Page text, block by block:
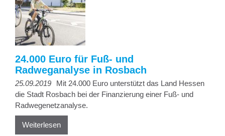
24.000 Euro für Fuß- und
Radweganalyse in Rosbach
25.09.2019
Mit 24.000 Euro unterstützt das Land Hessen
die Stadt Rosbach bei der Finanzierung einer Fuß- und
Radwegenetzanalyse.
Weiterlesen